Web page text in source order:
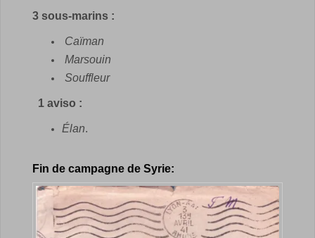
3 sous-marins :
Caïman
Marsouin
Souffleur
1 aviso :
Élan.
Fin de campagne de Syrie: